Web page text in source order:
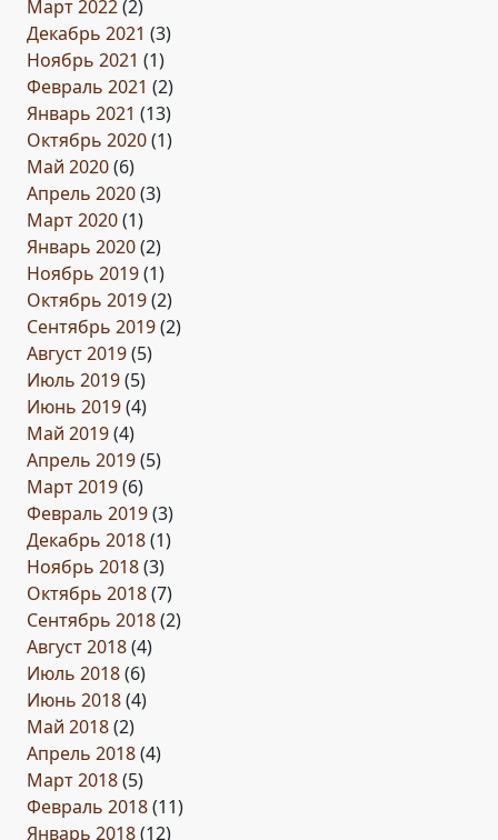
Март 2022(2)
Декабрь 2021 (3)
Ноябрь 2021 (1)
Февраль 2021 (2)
Январь 2021 (13)
Октябрь 2020(1)
Май 2020(6)
Апрель 2020(3)
Март 2020(1)
Январь 2020(2)
Ноябрь 2019(1)
Октябрь 2019(2)
Сентябрь 2019(2)
Август 2019(5)
Июль 2019(5)
Июнь 2019(4)
Май 2019(4)
Апрель 2019(5)
Март 2019(6)
Февраль 2019(3)
Декабрь 2018(1)
Ноябрь 2018(3)
Октябрь 2018(7)
Сентябрь 2018(2)
Август 2018(4)
Июль 2018(6)
Июнь 2018(4)
Май 2018(2)
Апрель 2018(4)
Март 2018(5)
Февраль 2018(11)
Январь 2018(12)